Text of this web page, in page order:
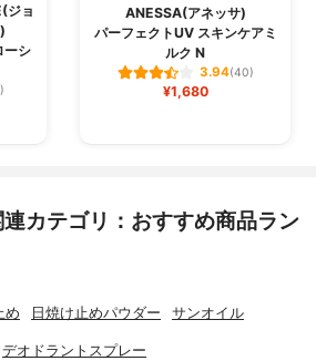
ジョ
ーシ
ANESSA(アネッサ)
パーフェクトUV スキンケアミ
ルク N
3.94(40)
¥1,680
カテゴリ：おすすめ商品ラン
め 日焼け止めパウダー サンオイル
デオドラントスプレー